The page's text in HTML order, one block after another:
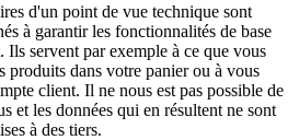
d'un point de vue technique sont
à garantir les fonctionnalités de base
Ils servent par exemple à ce que vous
produits dans votre panier ou à vous
client. Il ne nous est pas possible de
et les données qui en résultent ne sont
à des tiers.